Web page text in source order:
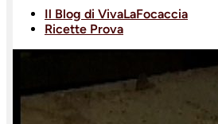
Il Blog di VivaLaFocaccia
Ricette Prova